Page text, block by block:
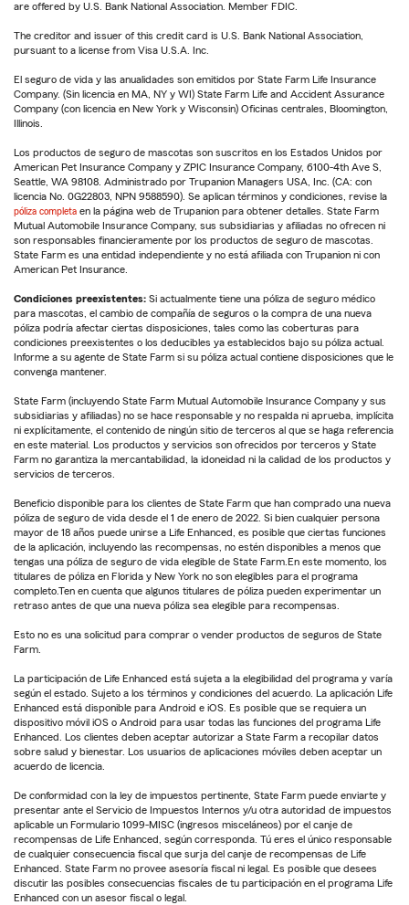
are offered by U.S. Bank National Association. Member FDIC.
The creditor and issuer of this credit card is U.S. Bank National Association,
pursuant to a license from Visa U.S.A. Inc.
El seguro de vida y las anualidades son emitidos por State Farm Life Insurance
Company. (Sin licencia en MA, NY y WI) State Farm Life and Accident Assurance
Company (con licencia en New York y Wisconsin) Oficinas centrales, Bloomington,
Illinois.
Los productos de seguro de mascotas son suscritos en los Estados Unidos por
American Pet Insurance Company y ZPIC Insurance Company, 6100-4th Ave S,
Seattle, WA 98108. Administrado por Trupanion Managers USA, Inc. (CA: con
licencia No. 0G22803, NPN 9588590). Se aplican términos y condiciones, revise la
póliza completa en la página web de Trupanion para obtener detalles. State Farm
Mutual Automobile Insurance Company, sus subsidiarias y afiliadas no ofrecen ni
son responsables financieramente por los productos de seguro de mascotas.
State Farm es una entidad independiente y no está afiliada con Trupanion ni con
American Pet Insurance.
Condiciones preexistentes: Si actualmente tiene una póliza de seguro médico
para mascotas, el cambio de compañía de seguros o la compra de una nueva
póliza podría afectar ciertas disposiciones, tales como las coberturas para
condiciones preexistentes o los deducibles ya establecidos bajo su póliza actual.
Informe a su agente de State Farm si su póliza actual contiene disposiciones que le
convenga mantener.
State Farm (incluyendo State Farm Mutual Automobile Insurance Company y sus
subsidiarias y afiliadas) no se hace responsable y no respalda ni aprueba, implícita
ni explícitamente, el contenido de ningún sitio de terceros al que se haga referencia
en este material. Los productos y servicios son ofrecidos por terceros y State
Farm no garantiza la mercantabilidad, la idoneidad ni la calidad de los productos y
servicios de terceros.
Beneficio disponible para los clientes de State Farm que han comprado una nueva
póliza de seguro de vida desde el 1 de enero de 2022. Si bien cualquier persona
mayor de 18 años puede unirse a Life Enhanced, es posible que ciertas funciones
de la aplicación, incluyendo las recompensas, no estén disponibles a menos que
tengas una póliza de seguro de vida elegible de State Farm.En este momento, los
titulares de póliza en Florida y New York no son elegibles para el programa
completo.Ten en cuenta que algunos titulares de póliza pueden experimentar un
retraso antes de que una nueva póliza sea elegible para recompensas.
Esto no es una solicitud para comprar o vender productos de seguros de State
Farm.
La participación de Life Enhanced está sujeta a la elegibilidad del programa y varía
según el estado. Sujeto a los términos y condiciones del acuerdo. La aplicación Life
Enhanced está disponible para Android e iOS. Es posible que se requiera un
dispositivo móvil iOS o Android para usar todas las funciones del programa Life
Enhanced. Los clientes deben aceptar autorizar a State Farm a recopilar datos
sobre salud y bienestar. Los usuarios de aplicaciones móviles deben aceptar un
acuerdo de licencia.
De conformidad con la ley de impuestos pertinente, State Farm puede enviarte y
presentar ante el Servicio de Impuestos Internos y/u otra autoridad de impuestos
aplicable un Formulario 1099-MISC (ingresos misceláneos) por el canje de
recompensas de Life Enhanced, según corresponda. Tú eres el único responsable
de cualquier consecuencia fiscal que surja del canje de recompensas de Life
Enhanced. State Farm no provee asesoría fiscal ni legal. Es posible que desees
discutir las posibles consecuencias fiscales de tu participación en el programa Life
Enhanced con un asesor fiscal o legal.